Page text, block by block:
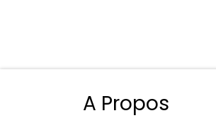
A Propos